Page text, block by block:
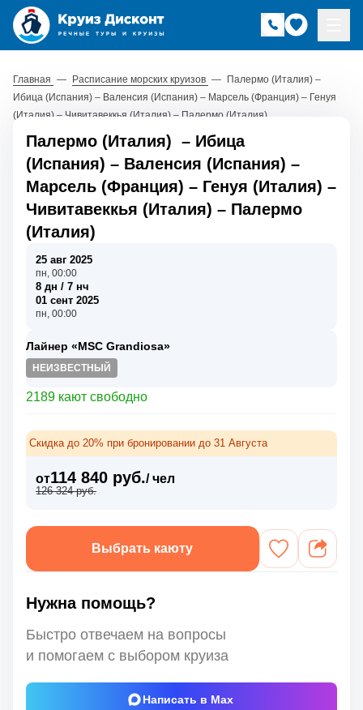
Главная — Расписание морских круизов — Палермо (Италия) –
Ибица (Испания) – Валенсия (Испания) – Марсель (Франция) – Генуя
(Италия) – Чивитавеккья (Италия) – Палермо (Италия)
Палермо (Италия) – Ибица
(Испания) – Валенсия (Испания) –
Марсель (Франция) – Генуя (Италия) –
Чивитавеккья (Италия) – Палермо
(Италия)
25 авг 2025
пн, 00:00
8 дн / 7 нч
01 сент 2025
пн, 00:00
Лайнер «MSC Grandiosa»
НЕИЗВЕСТНЫЙ
2189 кают свободно
Скидка до 20% при бронировании до 31 Августа
от114 840 руб./ чел
126 324 руб.
Выбрать каюту
Нужна помощь?
Быстро отвечаем на вопросы
и помогаем с выбором круиза
Написать в Max